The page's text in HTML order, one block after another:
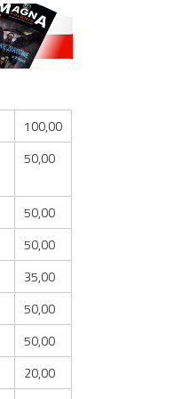
100,00
50,00
50,00
50,00
35,00
50,00
50,00
20,00